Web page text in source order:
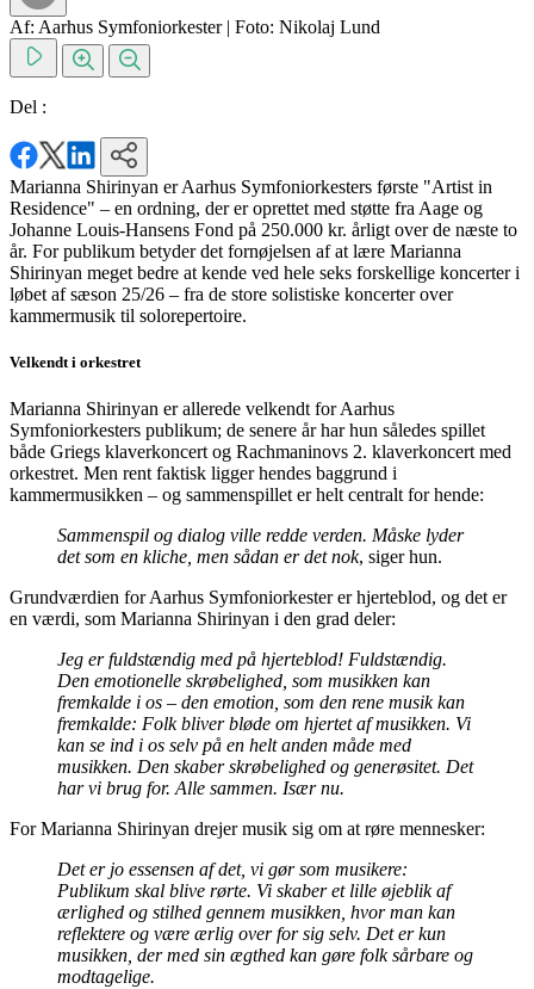
Af: Aarhus Symfoniorkester | Foto: Nikolaj Lund
Del :
Marianna Shirinyan er Aarhus Symfoniorkesters første "Artist in
Residence" – en ordning, der er oprettet med støtte fra Aage og
Johanne Louis-Hansens Fond på 250.000 kr. årligt over de næste to
år. For publikum betyder det fornøjelsen af at lære Marianna
Shirinyan meget bedre at kende ved hele seks forskellige koncerter i
løbet af sæson 25/26 – fra de store solistiske koncerter over
kammermusik til solorepertoire.
Velkendt i orkestret
Marianna Shirinyan er allerede velkendt for Aarhus
Symfoniorkesters publikum; de senere år har hun således spillet
både Griegs klaverkoncert og Rachmaninovs 2. klaverkoncert med
orkestret. Men rent faktisk ligger hendes baggrund i
kammermusikken – og sammenspillet er helt centralt for hende:
Sammenspil og dialog ville redde verden. Måske lyder
det som en kliche, men sådan er det nok, siger hun.
Grundværdien for Aarhus Symfoni­orkester er hjerteblod, og det er
en værdi, som Marianna Shirinyan i den grad deler:
Jeg er fuldstændig med på hjerteblod! Fuldstændig.
Den emotionelle skrøbelighed, som musikken kan
fremkalde i os – den emotion, som den rene musik kan
fremkalde: Folk bliver bløde om hjertet af musikken. Vi
kan se ind i os selv på en helt anden måde med
musikken. Den skaber skrøbelighed og generøsitet. Det
har vi brug for. Alle sammen. Især nu.
For Marianna Shirinyan drejer musik sig om at røre mennesker:
Det er jo essensen af det, vi gør som musikere:
Publikum skal blive rørte. Vi skaber et lille øjeblik af
ærlighed og stilhed gennem musikken, hvor man kan
reflektere og være ærlig over for sig selv. Det er kun
musikken, der med sin ægthed kan gøre folk sårbare og
modtagelige.